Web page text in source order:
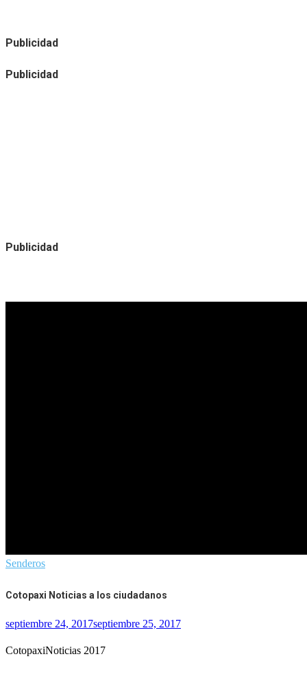
Publicidad
Publicidad
Publicidad
Senderos
Cotopaxi Noticias a los ciudadanos
septiembre 24, 2017septiembre 25, 2017
CotopaxiNoticias 2017